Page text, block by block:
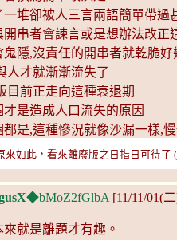
堆卻被人三言兩語簡單帶過
開串者會諫言或是想辦法改正
隱,沒責任的開串者就乾脆
人才就漸漸流失了
目前正走向這種衰退期
是造成人口流失的原因
都是,這種慘況就像沙漏一樣,
來如此，看來離廢版之日指日可待了
◆bMoZ2fGlbA [11/11/01(
就是離題才有趣。